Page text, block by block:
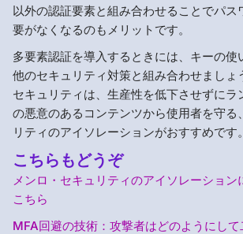
以外の認証要素と組み合わせることでパス
要がなくなるのもメリットです。
多要素認証を導入するときには、キーの使
他のセキュリティ対策と組み合わせましょ
セキュリティは、生産性を低下させずにラ
の悪意のあるコンテンツから使用者を守る
リティのアイソレーションがおすすめです。
こちらもどうぞ
メンロ・セキュリティのアイソレーション
こちら
MFA回避の技術：攻撃者はどのようにし